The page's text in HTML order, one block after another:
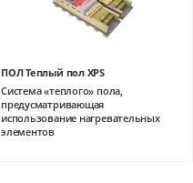
ПОЛ Теплый пол XPS
Система «теплого» пола,
предусматривающая
использование нагревательных
элементов